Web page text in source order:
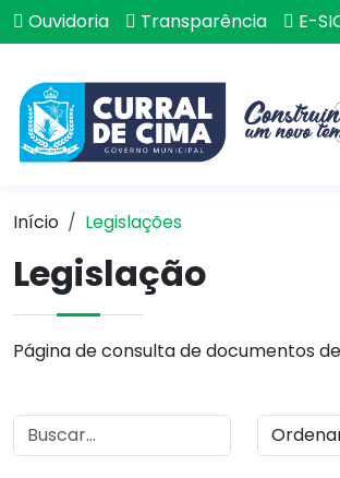
Ouvidoria Transparência E-
Início Legislações
Legislação
Página de consulta de documentos